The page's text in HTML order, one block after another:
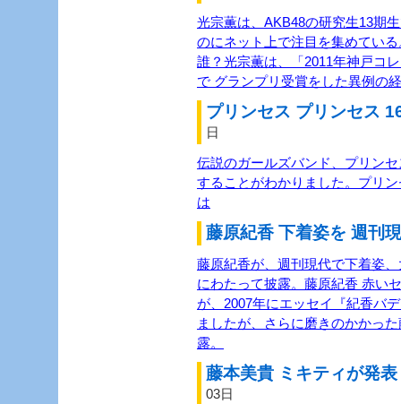
光宗薫は、AKB48の研究生13期
のにネット上で注目を集めてい
誰？光宗薫は、「2011年神戸コ
で グランプリ受賞をした異例の
プリンセス プリンセス
日
伝説のガールズバンド、プリン
することがわかりました。プリ
は
藤原紀香 下着姿を 週刊
藤原紀香が、週刊現代で下着姿
にわたって披露。藤原紀香 赤い
が、2007年にエッセイ『紀香バ
ましたが、さらに磨きのかかっ
露。
藤本美貴 ミキティが発
03日